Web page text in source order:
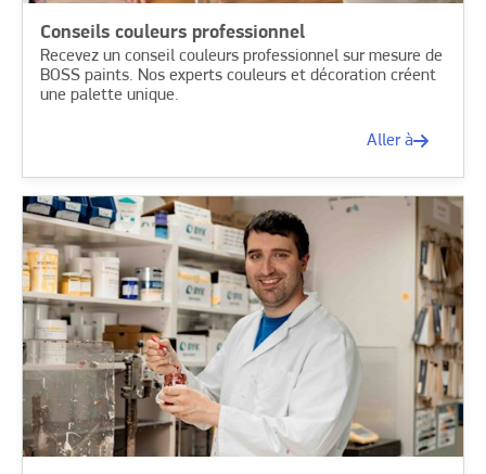
Conseils couleurs professionnel
Recevez un conseil couleurs professionnel sur mesure de
BOSS paints. Nos experts couleurs et décoration créent
une palette unique.
Aller à